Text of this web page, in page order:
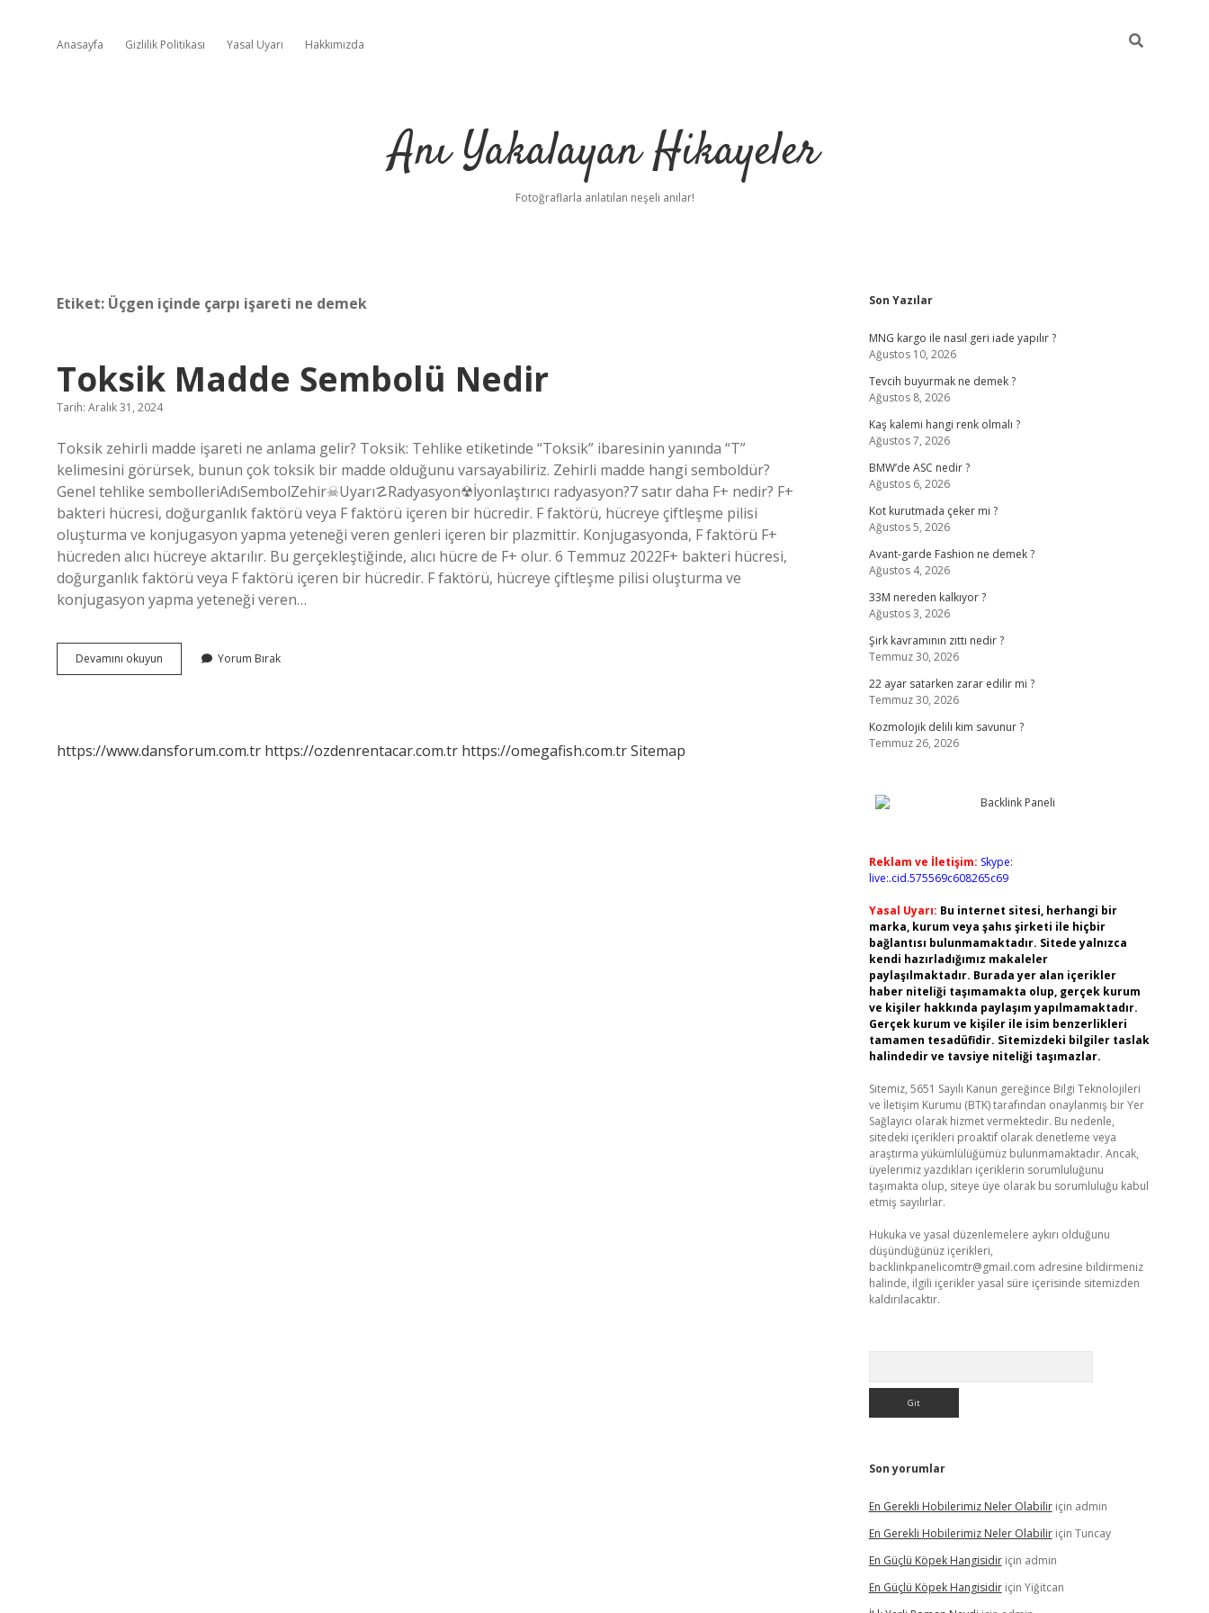
Anasayfa Gizlilik Politikası Yasal Uyarı Hakkımızda
Anı Yakalayan Hikayeler
Fotoğraflarla anlatılan neşeli anılar!
Etiket: Üçgen içinde çarpı işareti ne demek
Toksik Madde Sembolü Nedir
Tarih: Aralık 31, 2024
Toksik zehirli madde işareti ne anlama gelir? Toksik: Tehlike etiketinde “Toksik” ibaresinin yanında “T”
kelimesini görürsek, bunun çok toksik bir madde olduğunu varsayabiliriz. Zehirli madde hangi semboldür?
Genel tehlike sembolleriAdıSembolZehir☠Uyarı☡Radyasyon☢İyonlaştırıcı radyasyon?7 satır daha F+ nedir? F+
bakteri hücresi, doğurganlık faktörü veya F faktörü içeren bir hücredir. F faktörü, hücreye çiftleşme pilisi
oluşturma ve konjugasyon yapma yeteneği veren genleri içeren bir plazmittir. Konjugasyonda, F faktörü F+
hücreden alıcı hücreye aktarılır. Bu gerçekleştiğinde, alıcı hücre de F+ olur. 6 Temmuz 2022F+ bakteri hücresi,
doğurganlık faktörü veya F faktörü içeren bir hücredir. F faktörü, hücreye çiftleşme pilisi oluşturma ve
konjugasyon yapma yeteneği veren…
Devamını okuyun
Madde
Yorum Bırak
https://www.dansforum.com.tr https://ozdenrentacar.com.tr https://omegafish.com.trSitemap
Sidebar
Son Yazılar
MNG kargo ile nasıl geri iade yapılır ?
Ağustos 10, 2026
Tevcih buyurmak ne demek ?
Ağustos 8, 2026
Kaş kalemi hangi renk olmalı ?
Ağustos 7, 2026
BMW’de ASC nedir ?
Ağustos 6, 2026
Kot kurutmada çeker mi ?
Ağustos 5, 2026
Avant-garde Fashion ne demek ?
Ağustos 4, 2026
33M nereden kalkıyor ?
Ağustos 3, 2026
Şirk kavramının zıttı nedir ?
Temmuz 30, 2026
22 ayar satarken zarar edilir mi ?
Temmuz 30, 2026
Kozmolojik delili kim savunur ?
Temmuz 26, 2026
Reklam ve İletişim: Skype:
live:.cid.575569c608265c69
Yasal Uyarı: Bu internet sitesi, herhangi bir
marka, kurum veya şahıs şirketi ile hiçbir
bağlantısı bulunmamaktadır. Sitede yalnızca
kendi hazırladığımız makaleler
paylaşılmaktadır. Burada yer alan içerikler
haber niteliği taşımamakta olup, gerçek kurum
ve kişiler hakkında paylaşım yapılmamaktadır.
Gerçek kurum ve kişiler ile isim benzerlikleri
tamamen tesadüfidir. Sitemizdeki bilgiler taslak
halindedir ve tavsiye niteliği taşımazlar.
Sitemiz, 5651 Sayılı Kanun gereğince Bilgi Teknolojileri
ve İletişim Kurumu (BTK) tarafından onaylanmış bir Yer
Sağlayıcı olarak hizmet vermektedir. Bu nedenle,
sitedeki içerikleri proaktif olarak denetleme veya
araştırma yükümlülüğümüz bulunmamaktadır. Ancak,
üyelerimiz yazdıkları içeriklerin sorumluluğunu
taşımakta olup, siteye üye olarak bu sorumluluğu kabul
etmiş sayılırlar.
Hukuka ve yasal düzenlemelere aykırı olduğunu
düşündüğünüz içerikleri,
backlinkpanelicomtr@gmail.com adresine bildirmeniz
halinde, ilgili içerikler yasal süre içerisinde sitemizden
kaldırılacaktır.
Son yorumlar
En Gerekli Hobilerimiz Neler Olabiliriçin admin
En Gerekli Hobilerimiz Neler Olabiliriçin Tuncay
En Güçlü Köpek Hangisidiriçin admin
En Güçlü Köpek Hangisidiriçin Yiğitcan